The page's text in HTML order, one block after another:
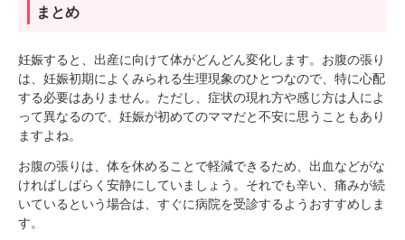
まとめ
妊娠すると、出産に向けて体がどんどん変化します。お腹の張り
は、妊娠初期によくみられる生理現象のひとつなので、特に心配
する必要はありません。ただし、症状の現れ方や感じ方は人によ
って異なるので、妊娠が初めてのママだと不安に思うこともあり
ますよね。
お腹の張りは、体を休めることで軽減できるため、出血などがな
ければしばらく安静にしていましょう。それでも辛い、痛みが続
いているという場合は、すぐに病院を受診するようおすすめしま
す。